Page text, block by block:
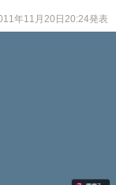
年11月20日20:24発表